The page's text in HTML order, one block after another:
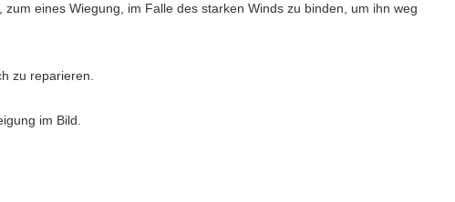
eines Wiegung, im Falle des starken Winds zu binden, um ihn weg
zu reparieren.
im Bild.